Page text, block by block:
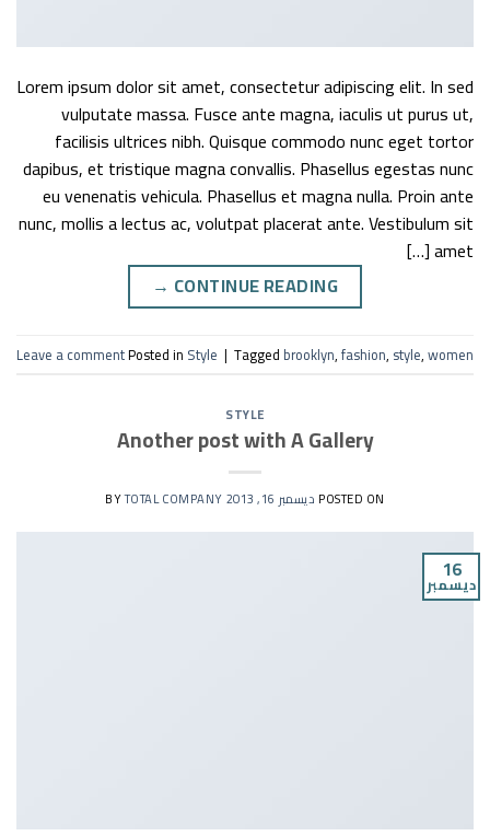
Lorem ipsum dolor sit amet, consectetur adipiscing elit. In sed
vulputate massa. Fusce ante magna, iaculis ut purus ut,
facilisis ultrices nibh. Quisque commodo nunc eget tortor
dapibus, et tristique magna convallis. Phasellus egestas nunc
eu venenatis vehicula. Phasellus et magna nulla. Proin ante
nunc, mollis a lectus ac, volutpat placerat ante. Vestibulum sit
amet […]
CONTINUE READING
→
Posted in Style | Tagged brooklyn,fashion, style,women
Leave a comment
STYLE
Another post with A Gallery
POSTED ON ديسمبر 16, 2013 TOTAL COMPANY
16
ديسمبر